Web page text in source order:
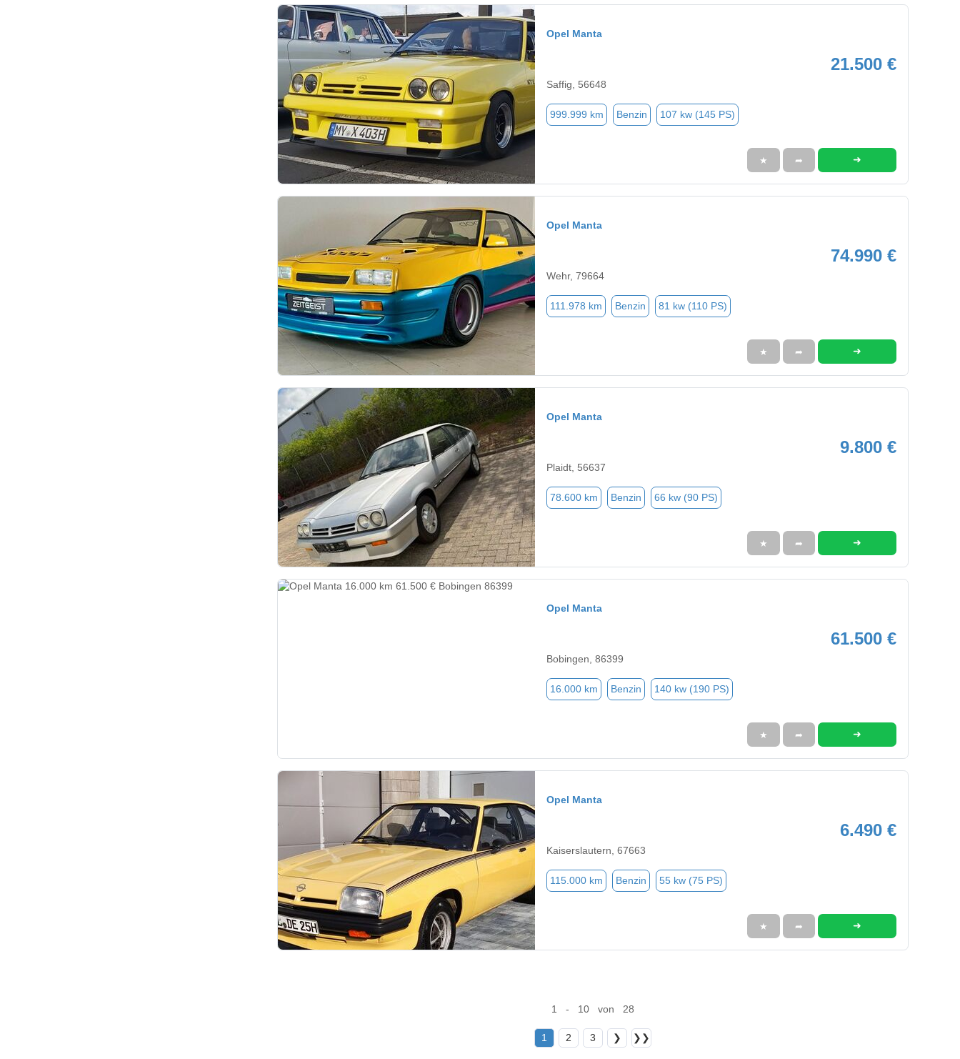
Opel Manta
21.500 €
Saffig, 56648
999.999 km Benzin 107 kw (145 PS)
★ ➦ ➜
Opel Manta
74.990 €
Wehr, 79664
111.978 km Benzin 81 kw (110 PS)
★ ➦ ➜
Opel Manta
9.800 €
Plaidt, 56637
78.600 km Benzin 66 kw (90 PS)
★ ➦ ➜
Opel Manta
61.500 €
Bobingen, 86399
16.000 km Benzin 140 kw (190 PS)
★ ➦ ➜
Opel Manta
6.490 €
Kaiserslautern, 67663
115.000 km Benzin 55 kw (75 PS)
★ ➦ ➜
1 - 10 von 28
1 2 3 ❯ ❯❯